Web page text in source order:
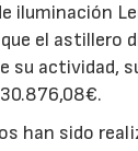
iluminación
el astillero
su actividad,
han sido